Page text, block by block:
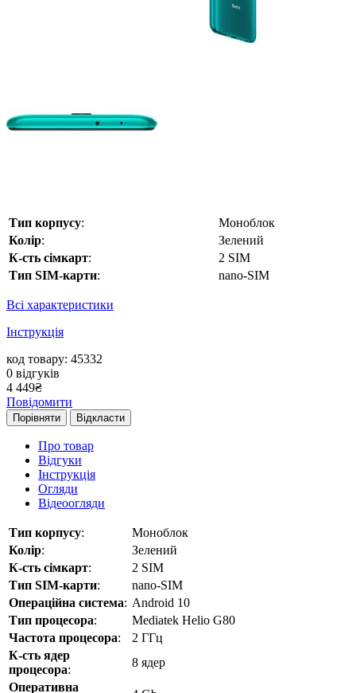
Тип корпусу:
Моноблок
Колір:
Зелений
К-сть сімкарт:
2 SIM
Тип SIM-карти: nano-SIM
Всі характеристики
Інструкція
код товару: 45332
0 відгуків
4 449₴
Повідомити
Порівняти Відкласти
Про товар
Відгуки
Інструкція
Огляди
Відеоогляди
Тип корпусу:
Моноблок
Колір:
Зелений
К-сть сімкарт:
2 SIM
Тип SIM-карти:
nano-SIM
Операційна система: Android 10
Тип процесора:
Mediatek Helio G80
Частота процесора:
2 ГГц
К-сть ядер
процесора:
8 ядер
Оперативна